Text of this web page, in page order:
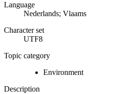
Language
Nederlands; Vlaams
Character set
UTF8
Topic category
Environment
Description